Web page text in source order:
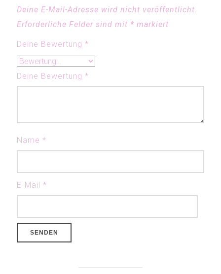
Deine E-Mail-Adresse wird nicht veröffentlicht.
Erforderliche Felder sind mit * markiert
Deine Bewertung*
Deine Bewertung*
Name*
E-Mail*